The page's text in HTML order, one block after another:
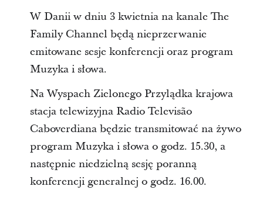
W Danii w dniu 3 kwietnia na kanale The
Family Channel będą nieprzerwanie
emitowane sesje konferencji oraz program
Muzyka i słowa.
Na Wyspach Zielonego Przylądka krajowa
stacja telewizyjna Radio Televisão
Caboverdiana będzie transmitować na żywo
program Muzyka i słowa o godz. 15.30, a
następnie niedzielną sesję poranną
konferencji generalnej o godz. 16.00.